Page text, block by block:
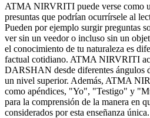
ATMA NIRVRITI puede verse como
presuntas que podrían ocurrírsele al
Pueden por ejemplo surgir preguntas
ver sin un veedor o incluso sin un
el conocimiento de tu naturaleza es
factual cotidiano. ATMA NIRVRITI
DARSHAN desde diferentes ángulos
un nivel superior. Además, ATMA
como apéndices, "Yo", "Testigo" y
para la comprensión de la manera en
considerados por esta enseñanza única.